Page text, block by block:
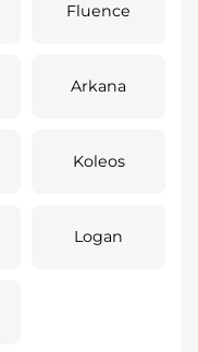
Fluence
Arkana
Koleos
Logan